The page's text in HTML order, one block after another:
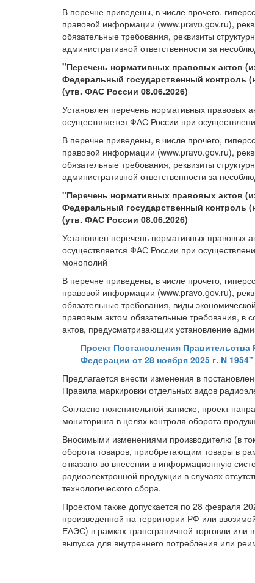
В перечне приведены, в числе прочего,
правовой информации (www.pravo.gov.ru),
обязательные требования, реквизиты
административной ответственности за
"Перечень нормативных правовых актов
Федеральный государственный контроль
(утв. ФАС России 08.06.2026)
Установлен перечень нормативных правовых
осуществляется ФАС России при
В перечне приведены, в числе прочего,
правовой информации (www.pravo.gov.ru),
обязательные требования, реквизиты
административной ответственности за
"Перечень нормативных правовых актов
Федеральный государственный контроль
(утв. ФАС России 08.06.2026)
Установлен перечень нормативных правовых
осуществляется ФАС России при
монополий
В перечне приведены, в числе прочего,
правовой информации (www.pravo.gov.ru),
обязательные требования, виды
правовым актом обязательные требования, в
актов, предусматривающих установление
Проект Постановления
Федерации от 28 ноября 2025 г. N 1954"
Предлагается внести изменения в
Правила маркировки отдельных видов
Согласно пояснительной записке, проект
мониторинга в целях контроля оборота
Вносимыми изменениями производителю (в
оборота товаров, приобретающим товары в
отказано во внесении в информационную
радиоэлектронной продукции в случаях
технологического сбора.
Проектом также допускается по 28 февраля
произведенной на территории РФ или
ЕАЭС) в рамках трансграничной торговли
выпуска для внутреннего потребления или